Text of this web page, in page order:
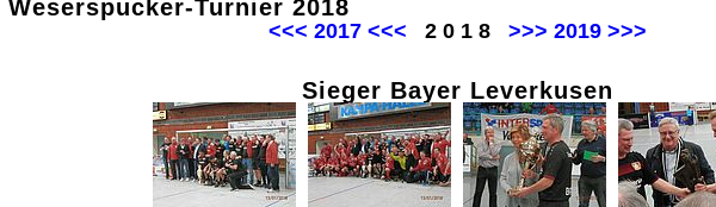
Turnier 2018
<<< 2017 <<< 2 0 1 8 >>> 2019 >>>
Sieger Bayer Leverkusen